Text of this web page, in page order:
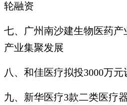
轮融资
七、⼴州南沙建⽣物医药
产业集聚发展
⼋、和佳医疗拟投3000万元
九、新华医疗3款⼆类医疗